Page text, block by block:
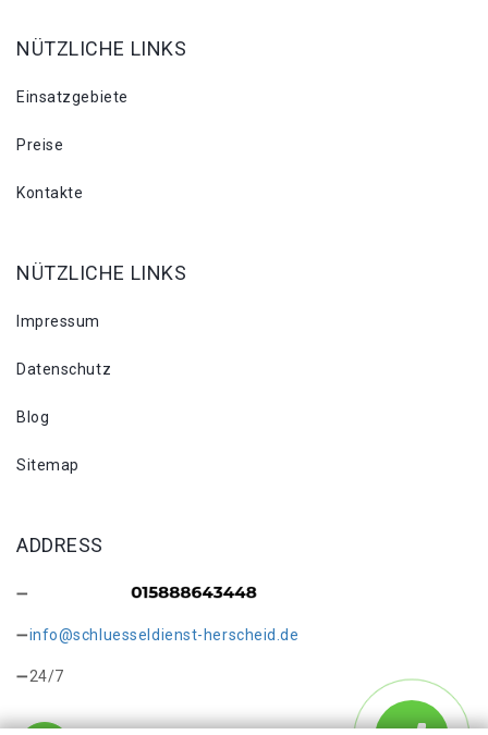
NÜTZLICHE LINKS
Einsatzgebiete
Preise
Kontakte
NÜTZLICHE LINKS
Impressum
Datenschutz
Blog
Sitemap
ADDRESS
info@schluesseldienst-herscheid.de
24/7